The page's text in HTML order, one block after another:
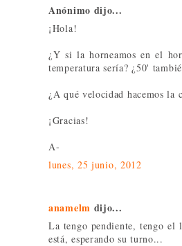
Anónimo dijo...
¡Hola!
¿Y si la horneamos en el
temperatura sería? ¿50'
¿A qué velocidad hacemos la
¡Gracias!
A-
lunes, 25 junio, 2012
anamelm dijo...
La tengo pendiente, tengo
está, esperando su turno...